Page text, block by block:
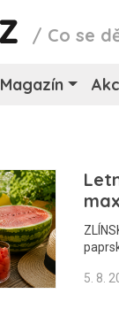
/ Co se
Magazín
5. 8.